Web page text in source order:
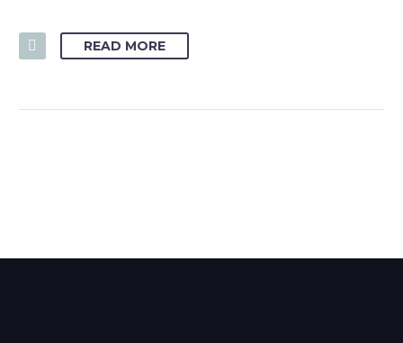
READ MORE